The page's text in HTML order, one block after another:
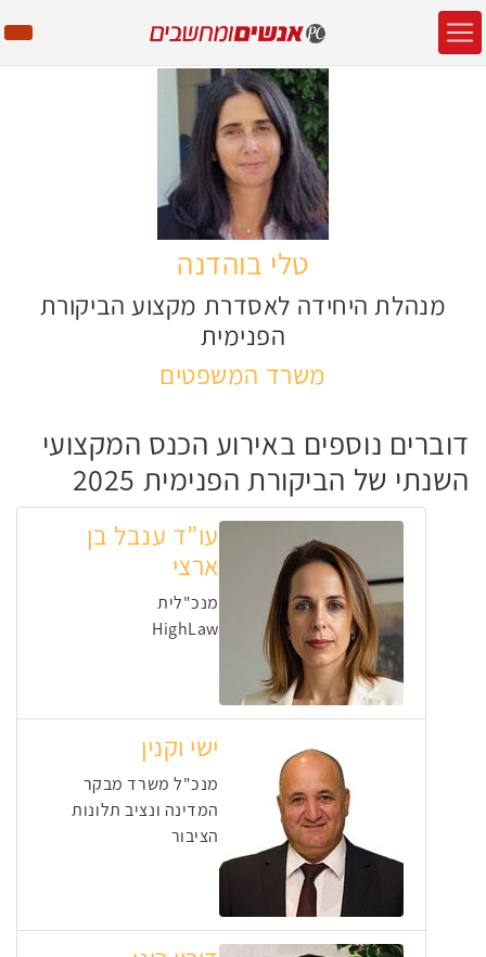
טלי בוהדנה
מנהלת היחידה לאסדרת מקצוע הביקורת
הפנימית
משרד המשפטים
דוברים נוספים באירוע הכנס המקצועי
השנתי של הביקורת הפנימית 2025
עו”ד ענבל בן
ארצי
מנכ"לית
HighLaw
ישי וקנין
מנכ"ל משרד מבקר
המדינה ונציב תלונות
הציבור